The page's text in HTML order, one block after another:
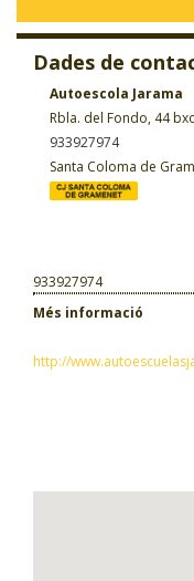
Dades de
Autoescola Jarama
Rbla. del Fondo, 44
933927974
Santa Coloma de
933927974
Més informació
http://